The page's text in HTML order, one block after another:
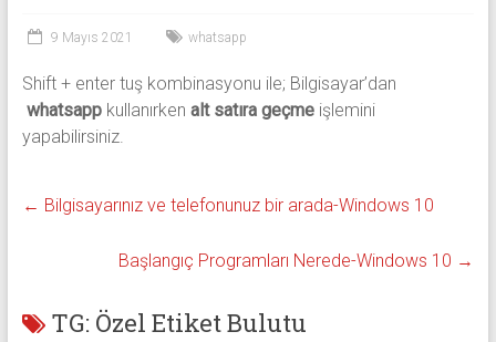
9 Mayıs 2021 whatsapp
Shift + enter tuş kombinasyonu ile; Bilgisayar’dan
whatsappkullanırken alt satıra geçmeişlemini
yapabilirsiniz.
← Bilgisayarınız ve telefonunuz bir arada-Windows 10
Başlangıç Programları Nerede-Windows 10 →
TG: Özel Etiket Bulutu